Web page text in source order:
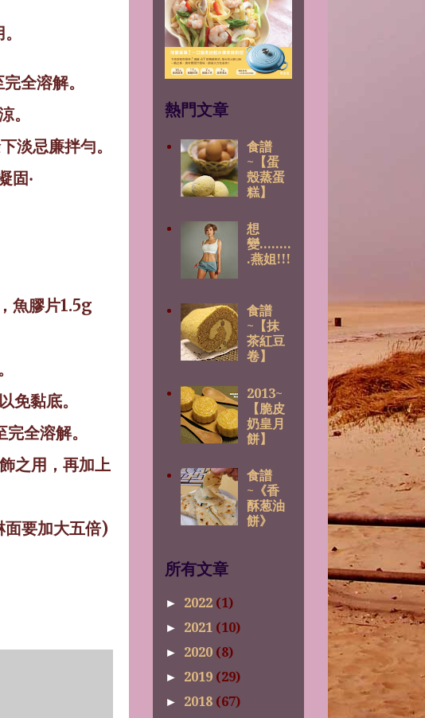
全溶解。
。
淡忌廉拌勻。
固‧
，魚膠片1.5g
免黏底。
全溶解。
之用，再加上
面要加大五倍)
熱門文章
食譜
~【蛋
殼蒸蛋
糕】
想
變........
.燕姐!!!
食譜
~【抹
茶紅豆
卷】
2013~
【脆皮
奶皇月
餅】
食譜
~《香
酥葱油
餅》
所有文章
► 2022 (1)
► 2021 (10)
► 2020 (8)
► 2019 (29)
► 2018 (67)